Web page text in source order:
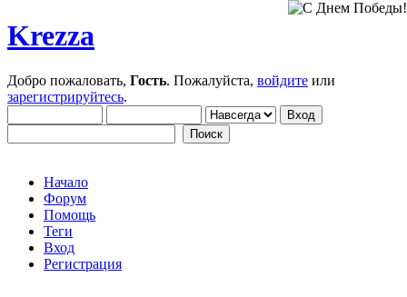
Krezza
Добро пожаловать, Гость. Пожалуйста, войдите или
зарегистрируйтесь.
Начало
Форум
Помощь
Теги
Вход
Регистрация